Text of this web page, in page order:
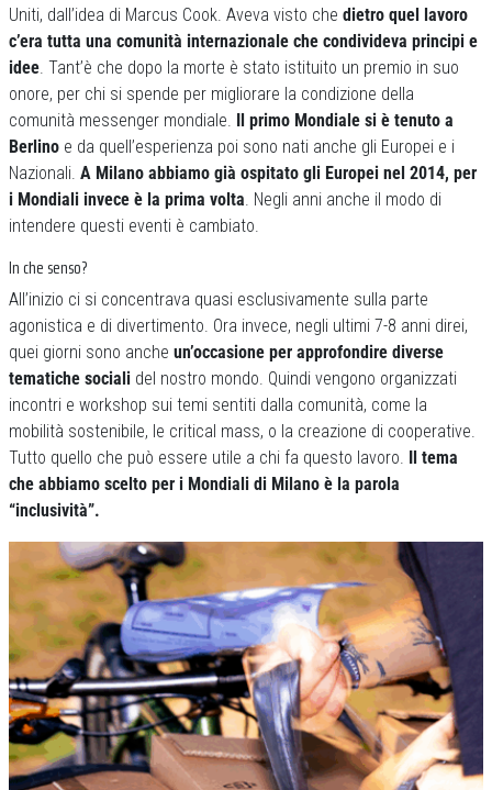
Uniti, dall’idea di Marcus Cook. Aveva visto che dietro quel lavoro
c’era tutta una comunità internazionale che condivideva principi e
idee. Tant’è che dopo la morte è stato istituito un premio in suo
onore, per chi si spende per migliorare la condizione della
comunità messenger mondiale. Il primo Mondiale si è tenuto a
Berlino e da quell’esperienza poi sono nati anche gli Europei e i
Nazionali. A Milano abbiamo già ospitato gli Europei nel 2014, per
i Mondiali invece è la prima volta. Negli anni anche il modo di
intendere questi eventi è cambiato.
In che senso?
All’inizio ci si concentrava quasi esclusivamente sulla parte
agonistica e di divertimento. Ora invece, negli ultimi 7-8 anni direi,
quei giorni sono anche un’occasione per approfondire diverse
tematiche sociali del nostro mondo. Quindi vengono organizzati
incontri e workshop sui temi sentiti dalla comunità, come la
mobilità sostenibile, le critical mass, o la creazione di cooperative.
Tutto quello che può essere utile a chi fa questo lavoro. Il tema
che abbiamo scelto per i Mondiali di Milano è la parola
“inclusività”.